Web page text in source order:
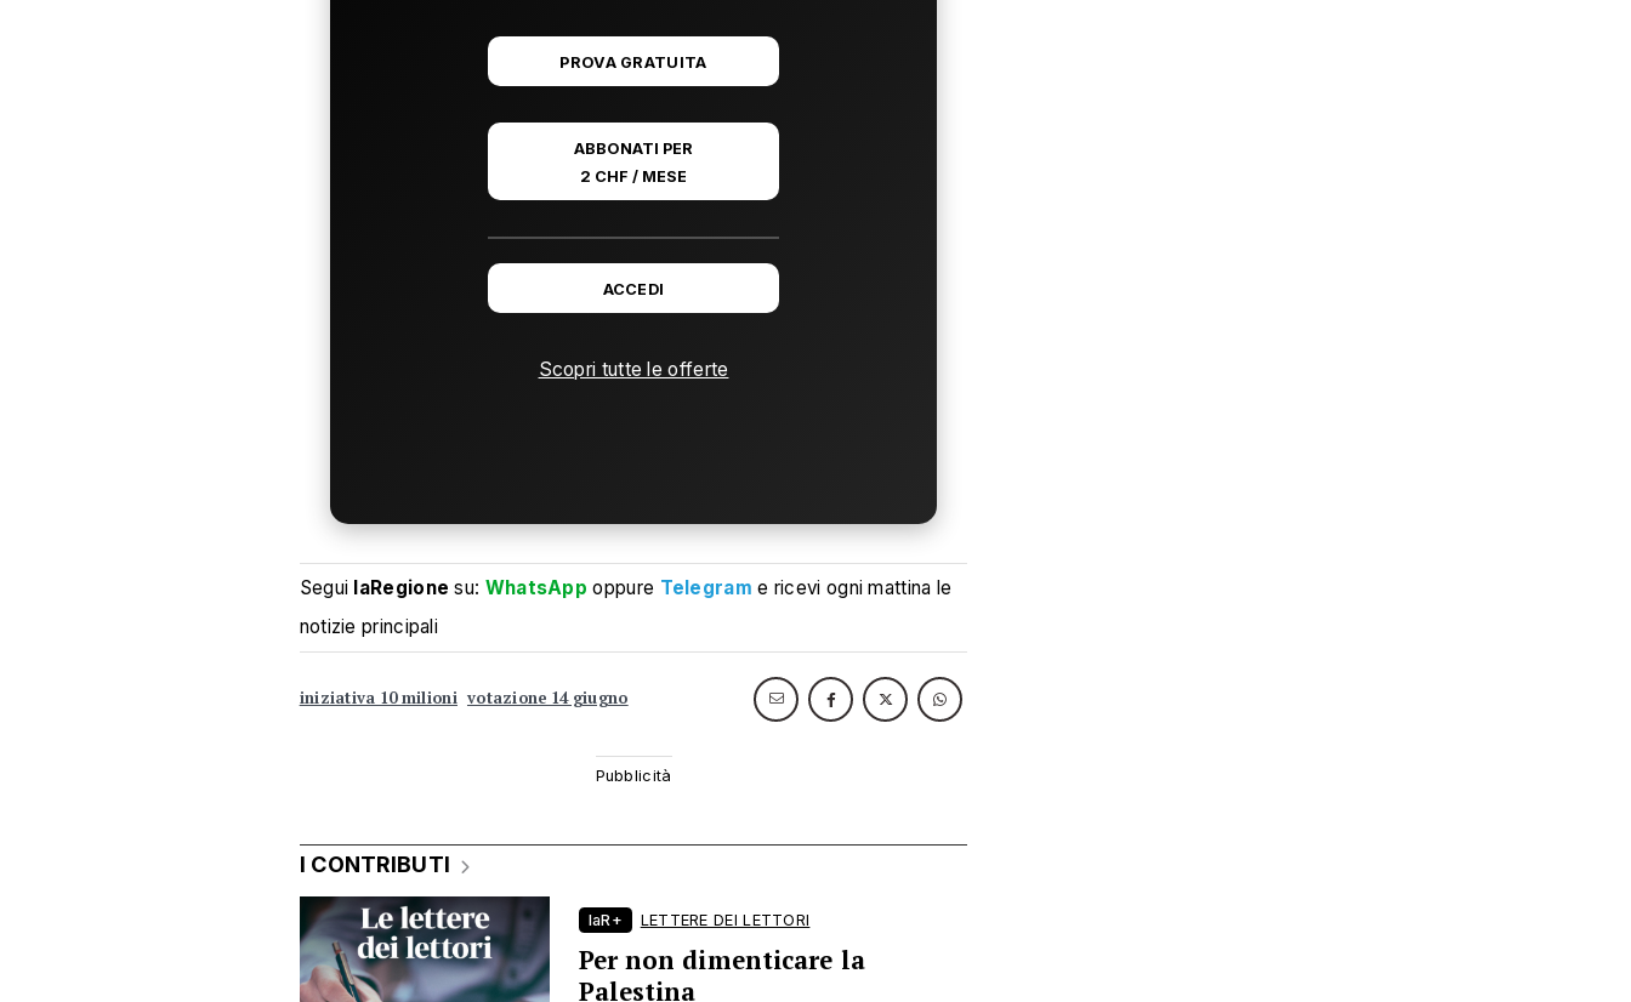
PROVA GRATUITA
ABBONATI PER
2 CHF / MESE
ACCEDI
Scopri tutte le offerte
Segui laRegione su: WhatsApp oppure Telegram e ricevi ogni mattina le
notizie principali
iniziativa 10 milioni votazione 14 giugno
I CONTRIBUTI
laR+ LETTERE DEI LETTORI
Per non dimenticare la
Palestina